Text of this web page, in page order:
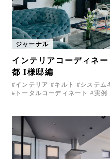
ジャーナル
インテリアコーディネ
都 I様邸編
インテリア キルト システム
トータルコーディネート
実例